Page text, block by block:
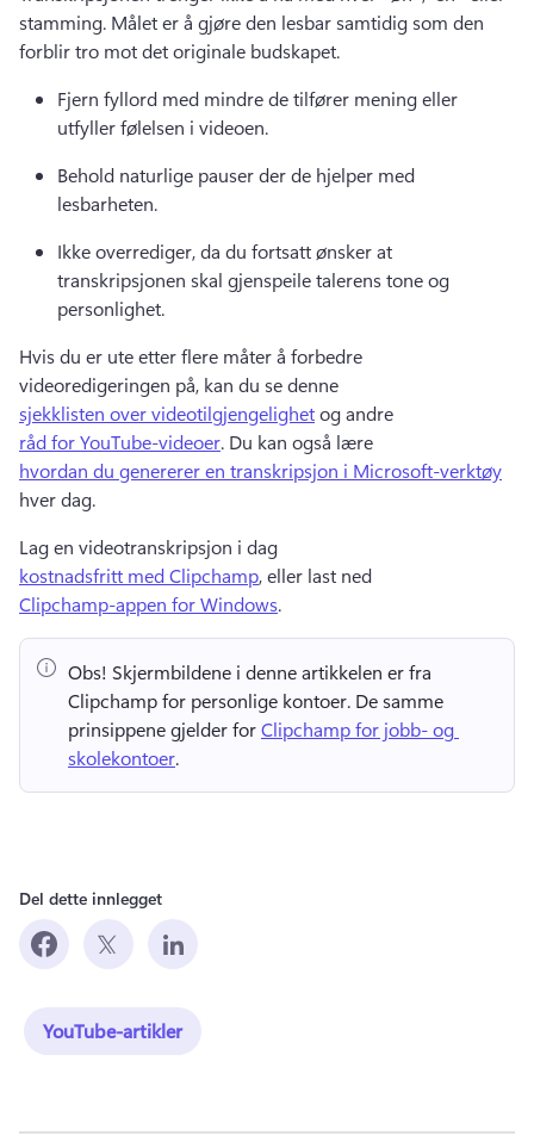
stamming. Målet er å gjøre den lesbar samtidig som den
forblir tro mot det originale budskapet.
Fjern fyllord med mindre de tilfører mening eller
utfyller følelsen i videoen.
Behold naturlige pauser der de hjelper med
lesbarheten.
Ikke overrediger, da du fortsatt ønsker at
transkripsjonen skal gjenspeile talerens tone og
personlighet.
Hvis du er ute etter flere måter å forbedre
videoredigeringen på, kan du se denne
sjekklisten over videotilgjengelighet og andre
råd for YouTube-videoer. Du kan også lære
hvordan du genererer en transkripsjon i Microsoft-verktøy
hver dag.
Lag en videotranskripsjon i dag
kostnadsfritt med Clipchamp, eller last ned
Clipchamp-appen for Windows.
Obs! Skjermbildene i denne artikkelen er fra
Clipchamp for personlige kontoer. De samme
prinsippene gjelder for Clipchamp for jobb- og
skolekontoer.
Del dette innlegget
YouTube-artikler